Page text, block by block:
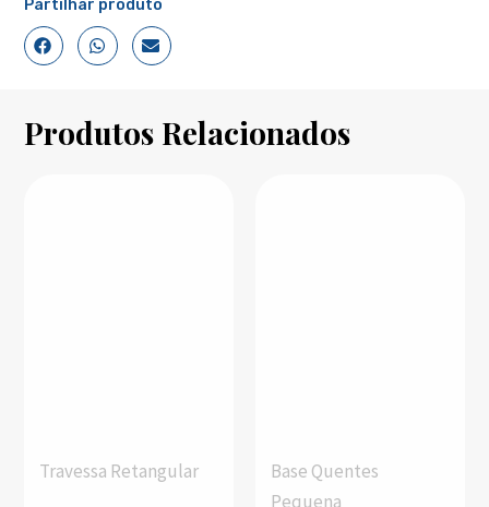
Partilhar produto
Produtos Relacionados
Travessa Retangular
Base Quentes
Pequena